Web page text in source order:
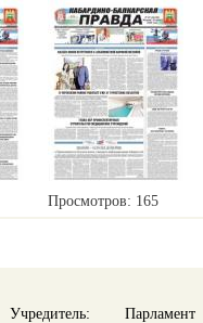
Просмотров: 165
Учредитель: